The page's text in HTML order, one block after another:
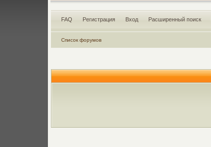
FAQ Регистрация Вход Расширенный поиск
Список форумов